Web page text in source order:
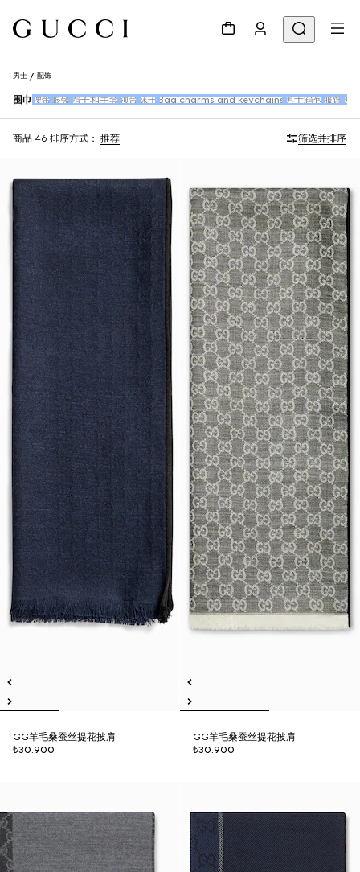
男士 配饰
围巾 腰带 眼镜 帽子和手套 领带 袜子 Bag charms and keychains 男士箱包 服饰 男
商品 46 排序方式： 推荐 筛选并排序
GG羊毛桑蚕丝提花披肩
₺30.900
GG羊毛桑蚕丝提花披肩
₺30.900